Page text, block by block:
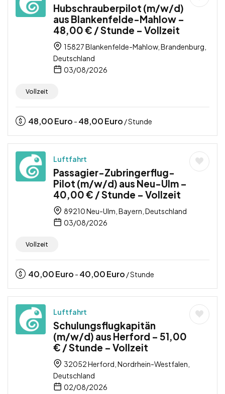
Hubschrauberpilot (m/w/d)
aus Blankenfelde-Mahlow –
48,00 € / Stunde – Vollzeit
15827 Blankenfelde-Mahlow, Brandenburg,
Deutschland
03/08/2026
Vollzeit
48,00Euro - 48,00Euro / Stunde
Luftfahrt
Passagier-Zubringerflug-
Pilot (m/w/d) aus Neu-Ulm –
40,00 € / Stunde – Vollzeit
89210 Neu-Ulm, Bayern, Deutschland
03/08/2026
Vollzeit
40,00Euro - 40,00Euro / Stunde
Luftfahrt
Schulungsflugkapitän
(m/w/d) aus Herford – 51,00
€ / Stunde – Vollzeit
32052 Herford, Nordrhein-Westfalen,
Deutschland
02/08/2026